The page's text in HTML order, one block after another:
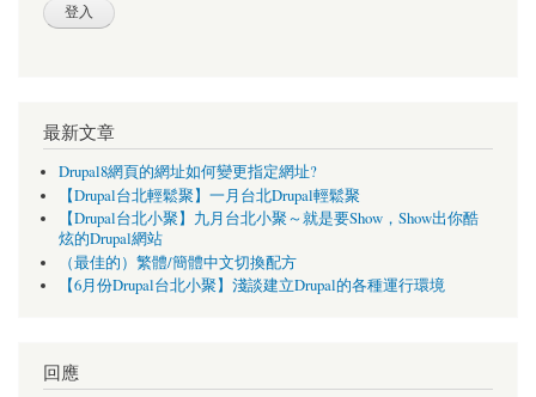
最新文章
Drupal8網頁的網址如何變更指定網址?
【Drupal台北輕鬆聚】一月台北Drupal輕鬆聚
【Drupal台北小聚】九月台北小聚～就是要Show，Show出你酷
炫的Drupal網站
（最佳的）繁體/簡體中文切換配方
【6月份Drupal台北小聚】淺談建立Drupal的各種運行環境
回應